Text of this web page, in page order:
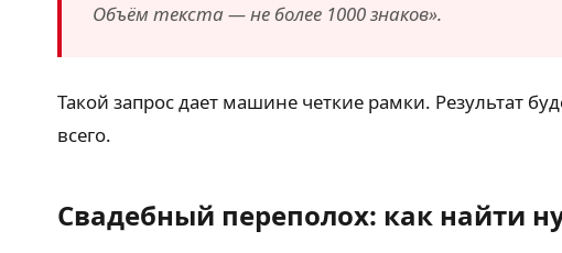
Объём текста — не более 1000 знаков».
Такой запрос дает машине четкие рамки. Результат
всего.
Свадебный переполох: как найти